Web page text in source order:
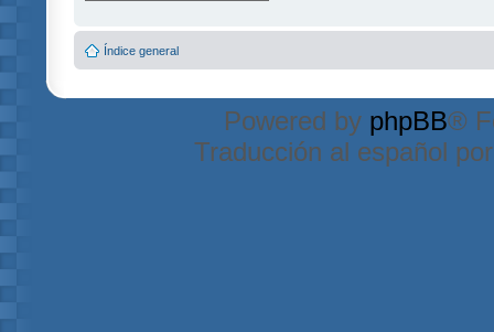
Índice general
Powered by phpBB®
Traducción al español